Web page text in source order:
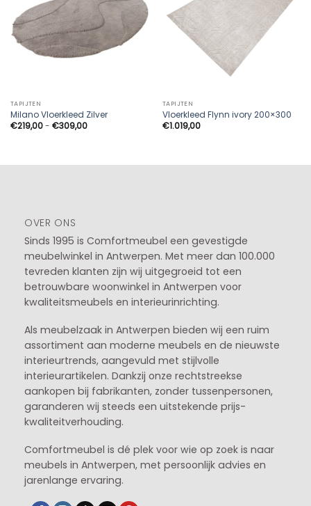
TAPIJTEN
Milano Vloerkleed Zilver
€219,00- €309,00Prijsklasse:
€219,00
TAPIJTEN
Vloerkleed Flynn ivory 200×300
€1.019,00
OVER ONS
Sinds 1995 is Comfortmeubel een gevestigde
meubelwinkel in Antwerpen. Met meer dan 100.000
tevreden klanten zijn wij uitgegroeid tot een
betrouwbare woonwinkel in Antwerpen voor
kwaliteitsmeubels en interieurinrichting.
Als meubelzaak in Antwerpen bieden wij een ruim
assortiment aan moderne meubels en de nieuwste
interieurtrends, aangevuld met stijlvolle
interieurartikelen. Dankzij onze rechtstreekse
aankopen bij fabrikanten, zonder tussenpersonen,
garanderen wij steeds een uitstekende prijs-
kwaliteitverhouding.
Comfortmeubel is dé plek voor wie op zoek is naar
meubels in Antwerpen, met persoonlijk advies en
jarenlange ervaring.